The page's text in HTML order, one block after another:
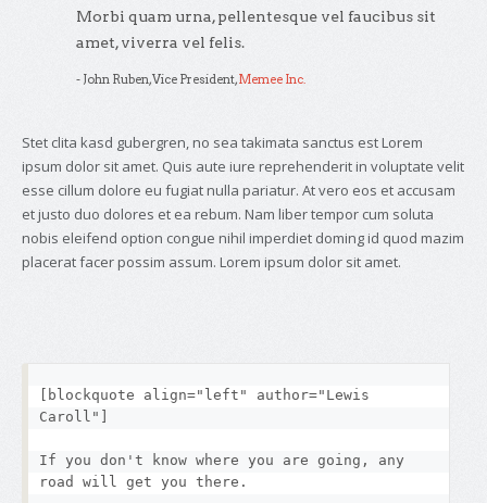
Morbi quam urna, pellentesque vel faucibus sit
amet, viverra vel felis.
- John Ruben, Vice President,Memee Inc.
Stet clita kasd gubergren, no sea takimata sanctus est Lorem
ipsum dolor sit amet. Quis aute iure reprehenderit in voluptate velit
esse cillum dolore eu fugiat nulla pariatur. At vero eos et accusam
et justo duo dolores et ea rebum. Nam liber tempor cum soluta
nobis eleifend option congue nihil imperdiet doming id quod mazim
placerat facer possim assum. Lorem ipsum dolor sit amet.
[blockquote align="left" author="Lewis
Caroll"]
If you don't know where you are going, any
road will get you there.